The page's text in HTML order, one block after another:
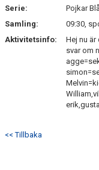
Serie:
Pojkar
Samling:
09:30,
Aktivitetsinfo:
Hej nu
svar om
<< Tillbaka